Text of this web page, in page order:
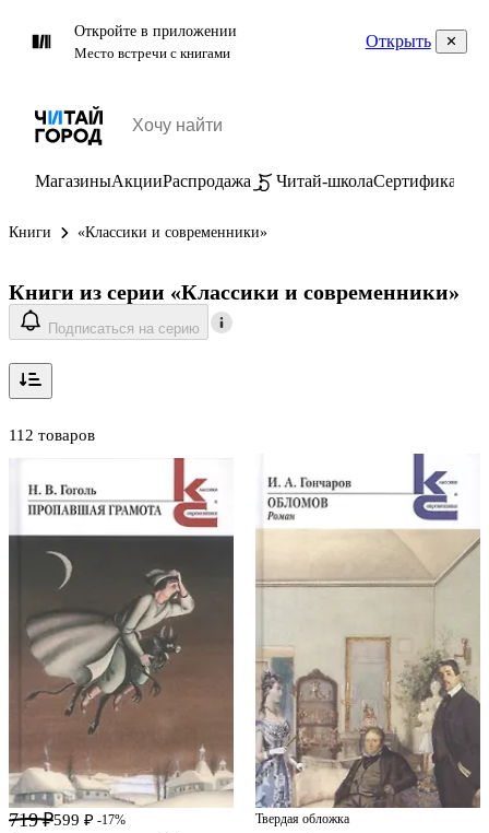
Откройте в приложении
Место встречи с книгами
Открыть
МагазиныАкцииРаспродажа Читай-школаСертификаты
Книги «Классики и современники»
Книги из серии «Классики и современники»
Подписаться на серию
112 товаров
719 ₽599 ₽ -17% Твердая обложка